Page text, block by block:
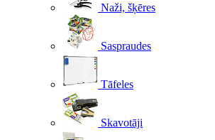
Naži, šķēres
Saspraudes
Tāfeles
Skavotāji